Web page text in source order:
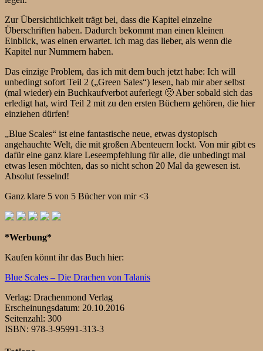
Zur Übersichtlichkeit trägt bei, dass die Kapitel einzelne
Überschriften haben. Dadurch bekommt man einen kleinen
Einblick, was einen erwartet. ich mag das lieber, als wenn die
Kapitel nur Nummern haben.
Das einzige Problem, das ich mit dem buch jetzt habe: Ich will
unbedingt sofort Teil 2 („Green Sales“) lesen, hab mir aber selbst
(mal wieder) ein Buchkaufverbot auferlegt 🙁 Aber sobald sich das
erledigt hat, wird Teil 2 mit zu den ersten Büchern gehören, die hier
einziehen dürfen!
„Blue Scales“ ist eine fantastische neue, etwas dystopisch
angehauchte Welt, die mit großen Abenteuern lockt. Von mir gibt es
dafür eine ganz klare Leseempfehlung für alle, die unbedingt mal
etwas lesen möchten, das so nicht schon 20 Mal da gewesen ist.
Absolut fesselnd!
Ganz klare 5 von 5 Bücher von mir <3
*Werbung*
Kaufen könnt ihr das Buch hier:
Blue Scales – Die Drachen von Talanis
Verlag: Drachenmond Verlag
Erscheinungsdatum: 20.10.2016
Seitenzahl: 300
ISBN: 978-3-95991-313-3